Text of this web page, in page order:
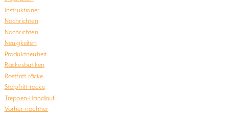
Instruktioner
Nachrichten
Nachrichten
Neuigkeiten
Produktneuheit
Räckesbutiken
Rostfritt räcke
Stolpfritt räcke
Treppen-Handlauf
Vorher-nachher